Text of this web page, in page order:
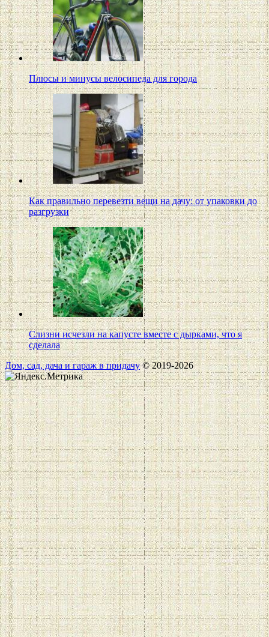
Плюсы и минусы велосипеда для города
Как правильно перевезти вещи на дачу: от упаковки до
разгрузки
Слизни исчезли на капусте вместе с дырками, что я
сделала
Дом, сад, дача и гараж в придачу© 2019-2026